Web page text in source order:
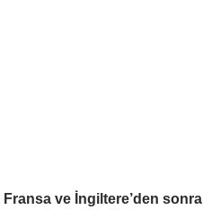
Fransa ve İngiltere’den sonra